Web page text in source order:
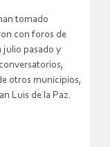
tomado
con foros de
julio pasado y
otros municipios,
Luis de la Paz.